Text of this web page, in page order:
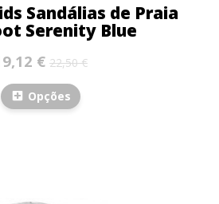
Sandálias de Praia
Serenity Blue
€ 22,50 €
Opções